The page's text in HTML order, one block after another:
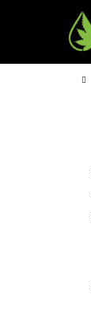
Späť
do
Späť
do